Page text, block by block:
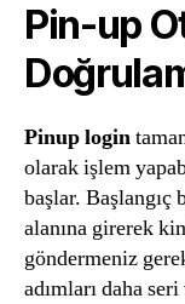
Pin-up
Pinup login
olarak işlem
başlar.
alanına girerek
göndermeniz
adımları daha